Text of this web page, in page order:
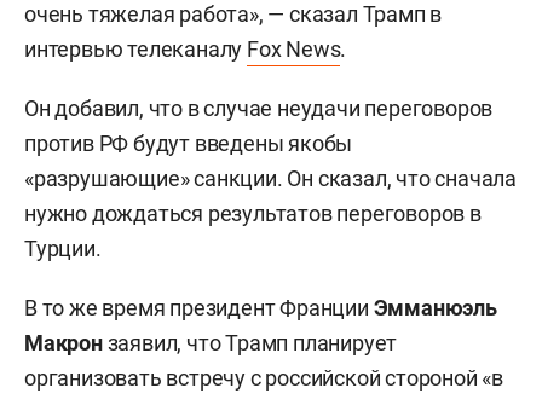
очень тяжелая работа», — сказал Трамп в
интервью телеканалу Fox News.
Он добавил, что в случае неудачи переговоров
против РФ будут введены якобы
«разрушающие» санкции. Он сказал, что сначала
нужно дождаться результатов переговоров в
Турции.
В то же время президент Франции Эмманюэль
Макронзаявил, что Трамп планирует
организовать встречу с российской стороной «в